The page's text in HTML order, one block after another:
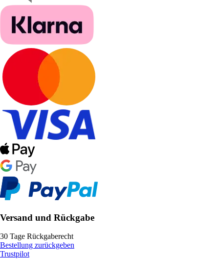
Versand und Rückgabe
30 Tage Rückgaberecht
Bestellung zurückgeben
Trustpilot